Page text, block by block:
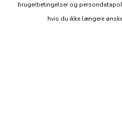
brugerbetingelser og
hvis du ikke længere